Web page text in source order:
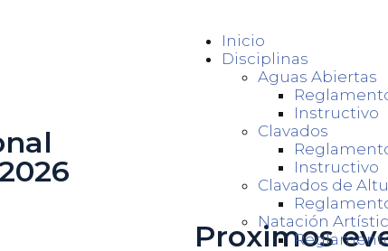
Inicio
Disciplinas
Aguas Abiertas
Instructivo
Clavados
Instructivo
Clavados de
Natación
Proximos